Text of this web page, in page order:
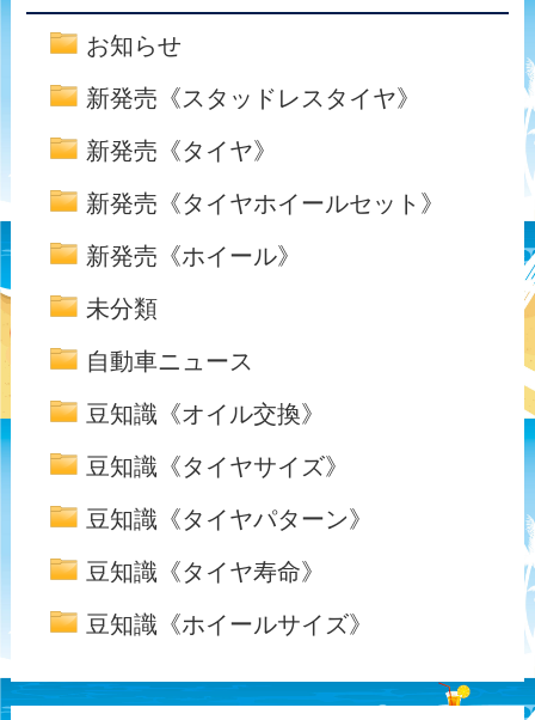
お知らせ
新発売《スタッドレスタイヤ》
新発売《タイヤ》
新発売《タイヤホイールセット》
新発売《ホイール》
未分類
自動車ニュース
豆知識《オイル交換》
豆知識《タイヤサイズ》
豆知識《タイヤパターン》
豆知識《タイヤ寿命》
豆知識《ホイールサイズ》